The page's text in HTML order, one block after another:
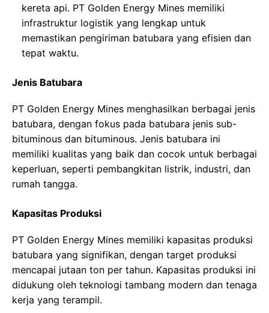
kereta api. PT Golden Energy Mines memiliki
infrastruktur logistik yang lengkap untuk
memastikan pengiriman batubara yang efisien dan
tepat waktu.
Jenis Batubara
PT Golden Energy Mines menghasilkan berbagai jenis
batubara, dengan fokus pada batubara jenis sub-
bituminous dan bituminous. Jenis batubara ini
memiliki kualitas yang baik dan cocok untuk berbagai
keperluan, seperti pembangkitan listrik, industri, dan
rumah tangga.
Kapasitas Produksi
PT Golden Energy Mines memiliki kapasitas produksi
batubara yang signifikan, dengan target produksi
mencapai jutaan ton per tahun. Kapasitas produksi ini
didukung oleh teknologi tambang modern dan tenaga
kerja yang terampil.